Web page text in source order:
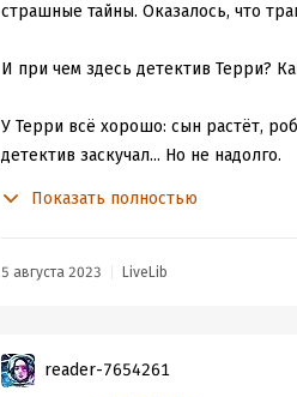
страшные тайны. Оказалось, что
И при чем здесь детектив Терри?
У Терри всё хорошо: сын растёт,
детектив заскучал... Но не надолго.
Терри берётся за дело и начинает
Показать полностью
5 августа 2023 LiveLib
reader-7654261